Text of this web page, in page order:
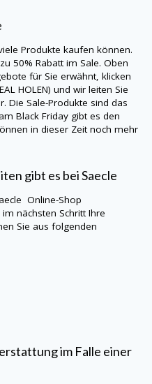
Produkte kaufen können.
50% Rabatt im Sale. Oben
für Sie erwähnt, klicken
HOLEN) und wir leiten Sie
Die Sale-Produkte sind das
Black Friday gibt es den
in dieser Zeit noch mehr
gibt es beiSaecle
Online-Shop
nächsten Schritt Ihre
Sie aus folgenden
im Falle einer